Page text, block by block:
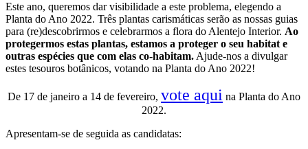
Este ano, queremos dar visibilidade a este problema, elegendo a
Planta do Ano 2022. Três plantas carismáticas serão as nossas guias
para (re)descobrirmos e celebrarmos a flora do Alentejo Interior. Ao
protegermos estas plantas, estamos a proteger o seu habitat e
outras espécies que com elas co-habitam.Ajude-nos a divulgar
estes tesouros botânicos, votando na Planta do Ano 2022!
De 17 de janeiro a 14 de fevereiro, vote aqui na Planta do Ano
2022.
Apresentam-se de seguida as candidatas: